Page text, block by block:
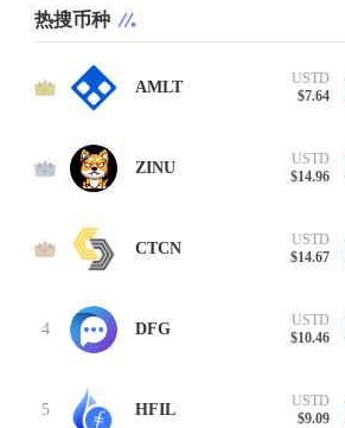
热搜币种
1 AMLT
USTD
$7.64
2 ZINU
USTD
$14.96
3 CTCN
USTD
$14.67
4 DFG
USTD
$10.46
5 HFIL
USTD
$9.09